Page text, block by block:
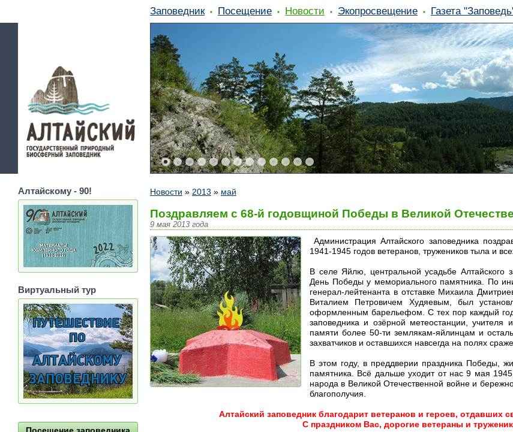
Заповедник Посещение Новости Экопросвещение Газета
Новости » 2013 » май
Поздравляем с 68-й годовщиной Победы в Великой
9 мая 2013 года
Администрация Алтайского заповедника
1941-1945 годов ветеранов, тружеников тыла и
В селе Яйлю, центральной усадьбе Алтайского
День Победы у мемориального памятника. По
генерал-лейтенанта в отставке Михаила
Виталием Петровичем Худяевым, был
оформленным барельефом. С тех пор каждый
заповедника и озёрной метеостанции,
памяти более 50-ти землякам-яйлинцам и
захватчиков и оставшихся навсегда на полях
В этом году, в преддверии праздника Победы,
памятника. Всё дальше уходит от нас 9 мая
народа в Великой Отечественной войне и
благополучия.
Алтайский заповедник благодарит ветеранов и героев, отдавших
С праздником Вас, дорогие ветераны и
Алтайскому - 90!
Виртуальный тур